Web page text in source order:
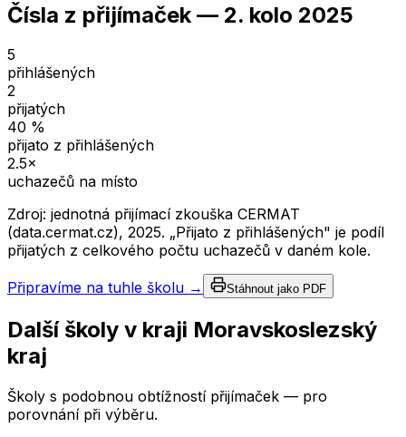
Čísla z přijímaček — 2. kolo 2025
5
přihlášených
2
přijatých
40 %
přijato z přihlášených
2.5×
uchazečů na místo
Zdroj: jednotná přijímací zkouška CERMAT
(data.cermat.cz), 2025. „Přijato z přihlášených" je podíl
přijatých z celkového počtu uchazečů v daném kole.
Připravíme na tuhle školu → Stáhnout jako PDF
Další školy v kraji Moravskoslezský
kraj
Školy s podobnou obtížností přijímaček — pro
porovnání při výběru.